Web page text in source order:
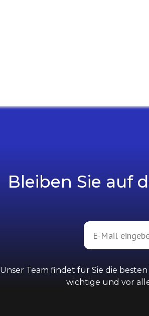
Bleiben Sie auf
Unser Team findet für Sie die
wichtige und vor